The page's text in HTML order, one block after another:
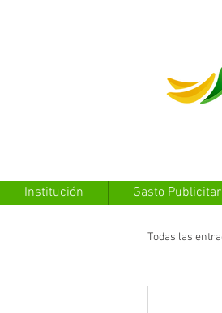
Institución Gasto
Todas las